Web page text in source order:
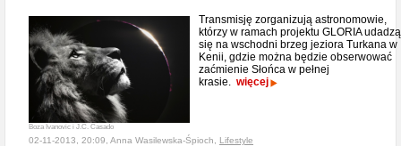
Boza Ivanovic i J.C. Casado
Transmisję zorganizują astronomowie,
którzy w ramach projektu GLORIA udadzą
się na wschodni brzeg jeziora Turkana w
Kenii, gdzie można będzie obserwować
zaćmienie Słońca w pełnej
krasie. więcej
02-11-2013, 20:09, Anna Wasilewska-Śpioch, Lifestyle